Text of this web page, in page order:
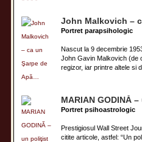
John Malkovich –
Portret parapsihologic
Nascut la 9 decembrie
John Gavin Malkovich (de
regizor, iar printre altele si
MARIAN GODINĂ
Portret psihoastrologic
Prestigiosul Wall Street
citite articole, astfel: “Un